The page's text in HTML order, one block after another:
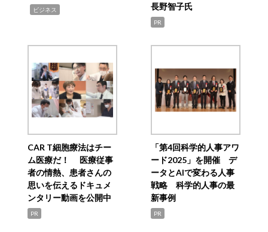
ビジネス
長野智子氏
PR
CAR T細胞療法はチー
ム医療だ！ 医療従事
者の情熱、患者さんの
思いを伝えるドキュメ
ンタリー動画を公開中
PR
「第4回科学的人事アワ
ード2025」を開催 デ
ータとAIで変わる人事
戦略 科学的人事の最
新事例
PR